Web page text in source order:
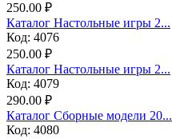
250.00 ₽
Каталог Настольные игры 2...
Код: 4076
250.00 ₽
Каталог Настольные игры 2...
Код: 4079
290.00 ₽
Каталог Сборные модели 20...
Код: 4080